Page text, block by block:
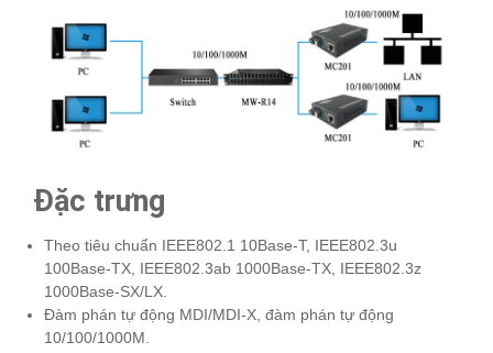
Đặc trưng
Theo tiêu chuẩn IEEE802.1 10Base-T, IEEE802.3u
100Base-TX, IEEE802.3ab 1000Base-TX, IEEE802.3z
1000Base-SX/LX.
Đàm phán tự động MDI/MDI-X, đàm phán tự động
10/100/1000M.